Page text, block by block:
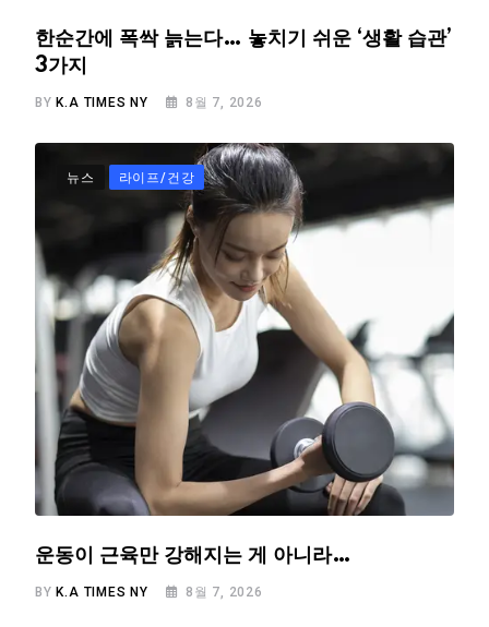
한순간에 폭싹 늙는다… 놓치기 쉬운 ‘생활 습관’
3가지
BY K.A TIMES NY 8월 7, 2026
뉴스 라이프/건강
운동이 근육만 강해지는 게 아니라…
BY K.A TIMES NY 8월 7, 2026